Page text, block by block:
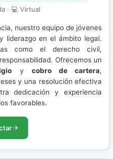
· 💻 Virtual
nuestro equipo de jóvenes
liderazgo en el ámbito legal.
como el derecho civil,
Ofrecemos un
y cobro de cartera,
y una resolución efectiva
dedicación y experiencia
favorables.